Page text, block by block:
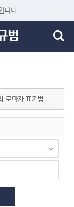
니다.
로마자 표기법